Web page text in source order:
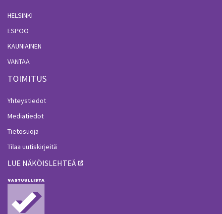
HELSINKI
ESPOO
KAUNIAINEN
VANTAA
TOIMITUS
Yhteystiedot
Mediatiedot
Tietosuoja
Tilaa uutiskirjeitä
LUE NÄKÖISLEHTEÄ